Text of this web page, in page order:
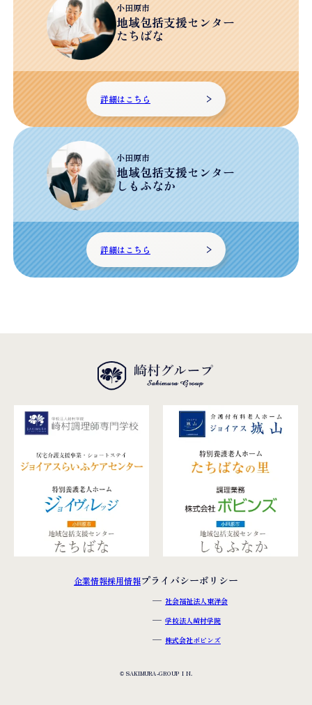
小田原市
地域包括支援センター
たちばな
詳細はこちら
小田原市
地域包括支援センター
しもふなか
詳細はこちら
企業情報採用情報プライバシーポリシー
社会福祉法人東洋会
学校法人崎村学院
株式会社ボビンズ
© SAKIMURA-GROUP I N.